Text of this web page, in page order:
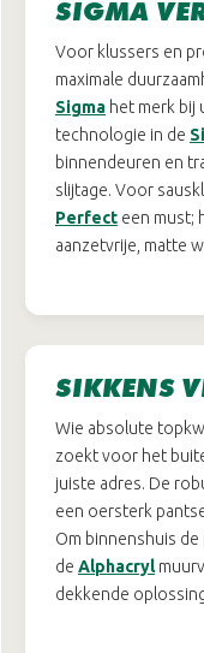
SIGMA
Voor klussers en
maximale
Sigma het merk bij
technologie in de
binnendeuren en
slijtage. Voor
Perfect een must;
aanzetvrije, matte
SIKKENS
Wie absolute
zoekt voor het
juiste adres. De
een oersterk
Om binnenshuis
de Alphacryl
dekkende